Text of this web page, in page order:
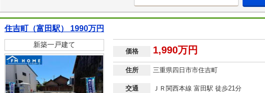
住吉町（富田駅） 1990万円
新築一戸建て
価格 1,990万円
住所 三重県四日市市住吉町
交通
ＪＲ関西本線 富田駅 徒歩21分